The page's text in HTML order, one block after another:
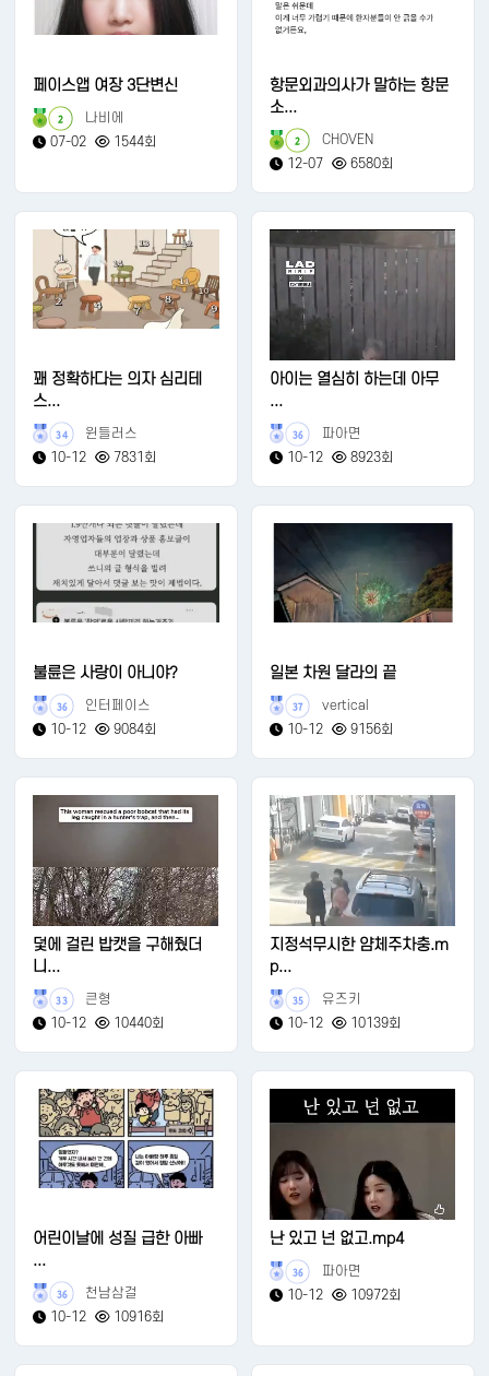
페이스앱 여장 3단변신
2
나비에
07-02
1544회
항문외과의사가 말하는 항문
소...
2
CHOVEN
12-07
6580회
꽤 정확하다는 의자 심리테
스...
34
윈들러스
10-12
7831회
아이는 열심히 하는데 아무
...
36
파아면
10-12
8923회
불륜은 사랑이 아니야?
36
인터페이스
10-12
9084회
일본 차원 달라의 끝
37
vertical
10-12
9156회
덫에 걸린 밥캣을 구해줬더
니...
33
큰형
10-12
10440회
지정석무시한 얌체주차충.m
p...
35
유즈키
10-12
10139회
어린이날에 성질 급한 아빠
...
36
천남삼걸
10-12
10916회
난 있고 넌 없고.mp4
36
파아면
10-12
10972회